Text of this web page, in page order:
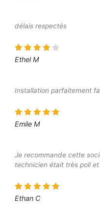
délais respectés
Ethel M
Installation parfaitement
Emile M
Je recommande cette
technicien était très poli
Ethan C